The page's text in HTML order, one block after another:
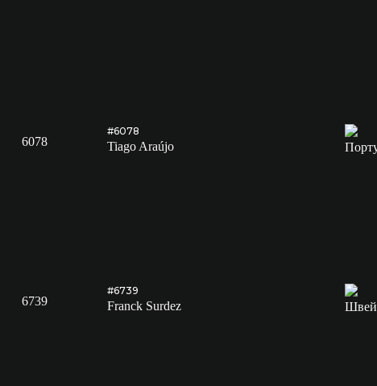
6078
#6078
Tiago Araújo
6739
#6739
Franck Surdez